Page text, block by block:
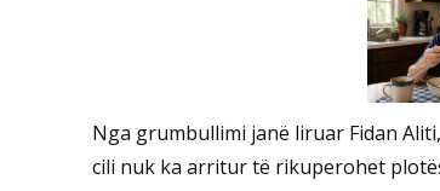
Nga grumbullimi janë liruar Fidan
cili nuk ka arritur të rikuperohet